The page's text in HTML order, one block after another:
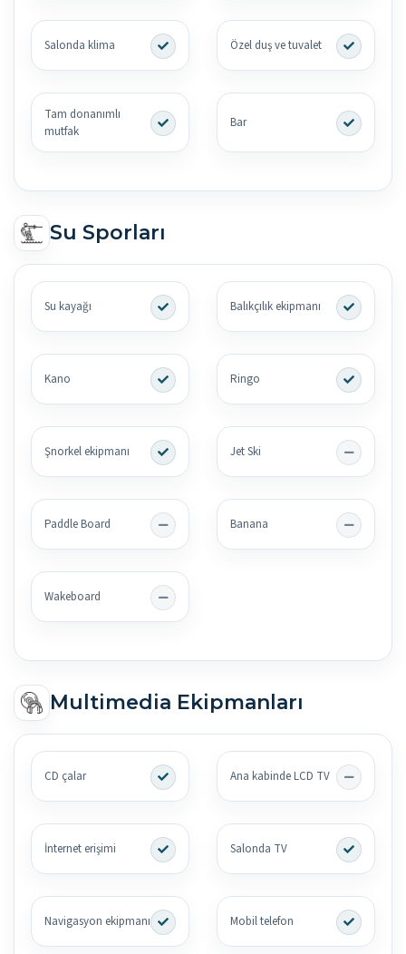
Salonda klima Özel duş ve tuvalet
Tam donanımlı
mutfak
Bar
Su Sporları
Su kayağı Balıkçılık ekipmanı
Kano Ringo
Şnorkel ekipmanı Jet Ski
Paddle Board Banana
Wakeboard
Multimedia Ekipmanları
CD çalar Ana kabinde LCD TV
İnternet erişimi Salonda TV
Navigasyon ekipmanı Mobil telefon